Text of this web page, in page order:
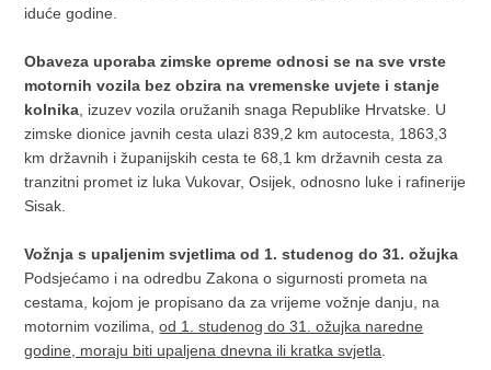
iduće godine.
Obaveza uporaba zimske opreme odnosi se na sve vrste
motornih vozila bez obzira na vremenske uvjete i stanje
kolnika , izuzev vozila oružanih snaga Republike Hrvatske. U
zimske dionice javnih cesta ulazi 839,2 km autocesta, 1863,3
km državnih i županijskih cesta te 68,1 km državnih cesta za
tranzitni promet iz luka Vukovar, Osijek, odnosno luke i rafinerije
Sisak.
Vožnja s upaljenim svjetlima od 1. studenog do 31. ožujka
Podsjećamo i na odredbu Zakona o sigurnosti prometa na
cestama, kojom je propisano da za vrijeme vožnje danju, na
motornim vozilima,od 1. studenog do 31. ožujka naredne
godine, moraju biti upaljena dnevna ili kratka svjetla